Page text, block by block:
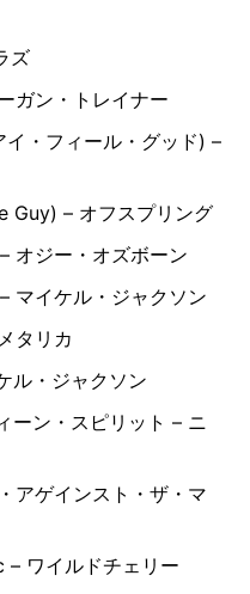
ズ
ガン・トレイナー
・フィール・グッド) –
Guy) – オフスプリング
オジー・オズボーン
マイケル・ジャクソン
タリカ
ル・ジャクソン
ーン・スピリット – ニ
アゲインスト・ザ・マ
ワイルドチェリー